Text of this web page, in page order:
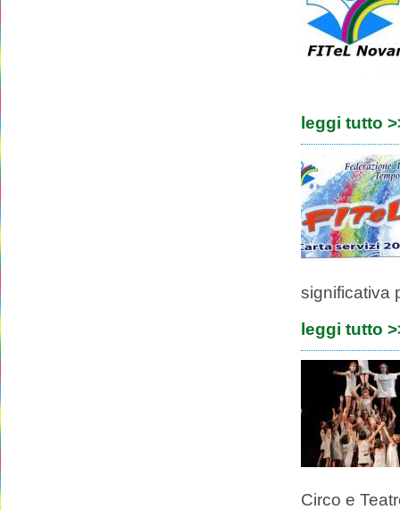
leggi tutto
significativa
leggi tutto
Circo e